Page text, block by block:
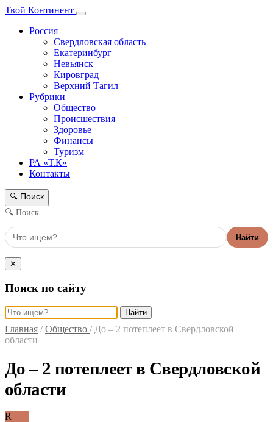
Твой Континент
Россия
Свердловская область
Екатеринбург
Невьянск
Кировград
Верхний Тагил
Рубрики
Общество
Происшествия
Здоровье
Финансы
Туризм
РА «Т.К»
Контакты
🔍 Поиск
🔍 Поиск
Найти
✕
Поиск по сайту
Найти
Главная / Общество / До – 2 потеплеет в Свердловской
области
До – 2 потеплеет в Свердловской
области
R